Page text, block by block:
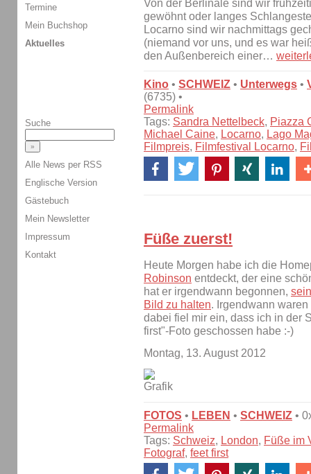
Von der Berlinale sind wir
gewöhnt oder langes
Locarno sind wir nachmittags
(niemand vor uns, und es war
den Außenbereich einer…
Kino • SCHWEIZ • Unterwegs •
(6735) •
Permalink
Tags: Sandra Nettelbeck, Piazza
Michael Caine, Locarno, Lago
Filmpreis, Filmfestival Locarno,
Füße zuerst!
Heute Morgen habe ich die
Robinson entdeckt, der eine
hat er irgendwann begonnen,
Bild zu halten. Irgendwann
dabei fiel mir ein, dass ich in der
first"-Foto geschossen habe :-)
Montag, 13. August 2012
FOTOS • LEBEN • SCHWEIZ •
Permalink
Tags: Schweiz, London, Füße im
Fotograf, feet first
Termine
Mein Buchshop
Aktuelles
Suche
Alle News per RSS
Englische Version
Gästebuch
Mein Newsletter
Impressum
Kontakt